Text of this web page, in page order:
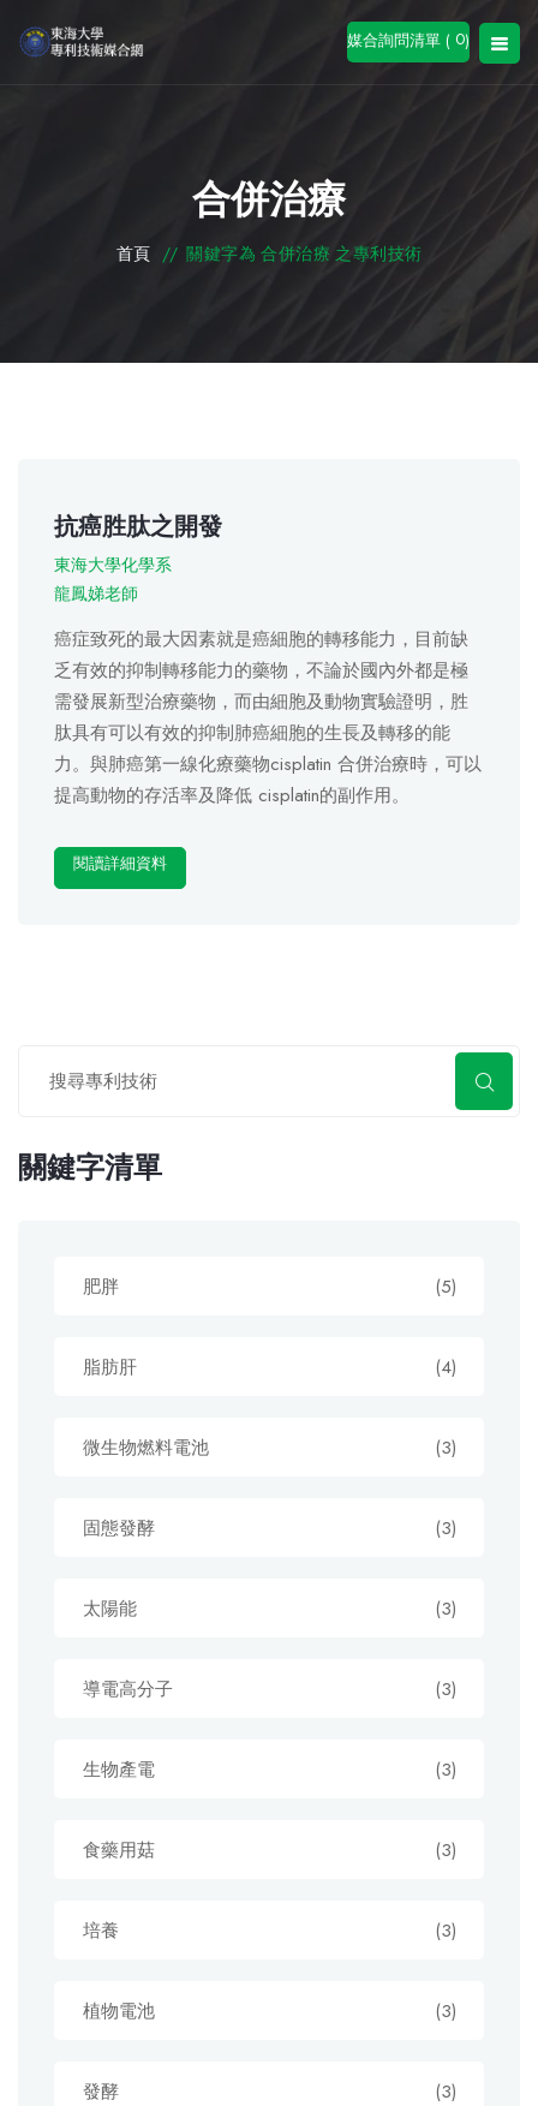
媒合詢問清單 ( 0)
合併治療
首頁 // 關鍵字為 合併治療 之專利技術
抗癌胜肽之開發
東海大學化學系
龍鳳娣老師
癌症致死的最大因素就是癌細胞的轉移能力，目前缺
乏有效的抑制轉移能力的藥物，不論於國內外都是極
需發展新型治療藥物，而由細胞及動物實驗證明，胜
肽具有可以有效的抑制肺癌細胞的生長及轉移的能
力。與肺癌第一線化療藥物cisplatin 合併治療時，可以
提高動物的存活率及降低 cisplatin的副作用。
閱讀詳細資料
關鍵字清單
肥胖 (5)
脂肪肝 (4)
微生物燃料電池 (3)
固態發酵 (3)
太陽能 (3)
導電高分子 (3)
生物產電 (3)
食藥用菇 (3)
培養 (3)
植物電池 (3)
發酵 (3)